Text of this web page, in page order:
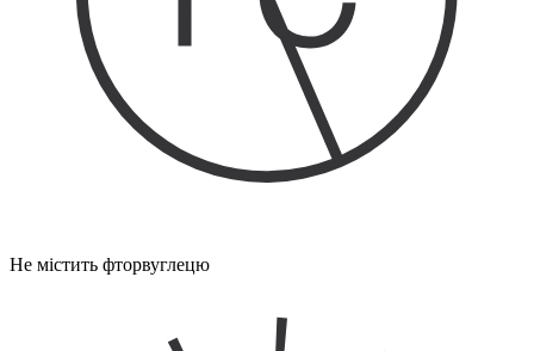
Не містить фторвуглецю